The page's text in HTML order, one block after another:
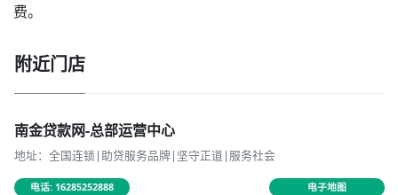
费。
附近门店
南金贷款网-总部运营中心
地址：全国连锁|助贷服务品牌|坚守正道|服务社会
电话: 16285252888 电子地图